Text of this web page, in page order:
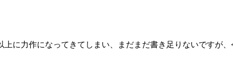
上に力作になってきてしまい、まだまだ書き足りないですが、